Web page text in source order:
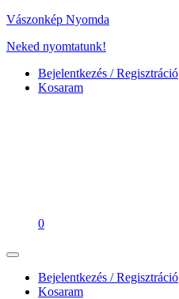
Vászonkép Nyomda
Neked nyomtatunk!
Bejelentkezés / Regisztráció
Kosaram
0
Bejelentkezés / Regisztráció
Kosaram